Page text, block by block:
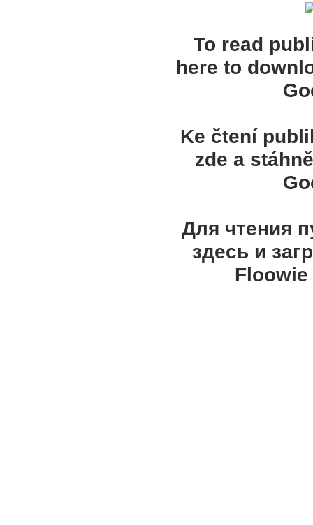
To read
here to
Ke čtení
zde a
Для чтения
здесь и
Floowie